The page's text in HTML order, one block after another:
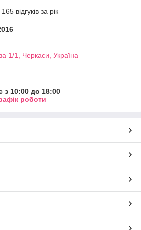
відгуків за рік
1/1, Черкаси, Україна
з 10:00 до 18:00
роботи